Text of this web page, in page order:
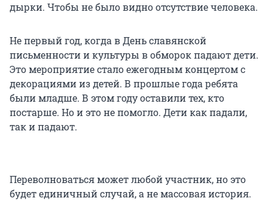
дырки. Чтобы не было видно отсутствие человека.
Не первый год, когда в День славянской
письменности и культуры в обморок падают дети.
Это мероприятие стало ежегодным концертом с
декорациями из детей. В прошлые года ребята
были младше. В этом году оставили тех, кто
постарше. Но и это не помогло. Дети как падали,
так и падают.
Переволноваться может любой участник, но это
будет единичный случай, а не массовая история.